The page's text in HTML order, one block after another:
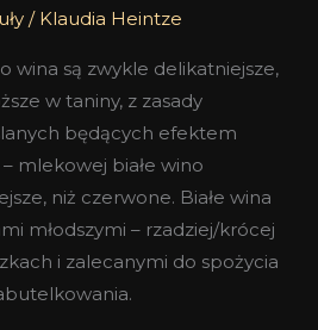
/ Klaudia Heintze
wina są zwykle delikatniejsze,
w taniny, z zasady
będących efektem
mlekowej białe wino
niż czerwone. Białe wina
młodszymi – rzadziej/krócej
i zalecanymi do spożycia